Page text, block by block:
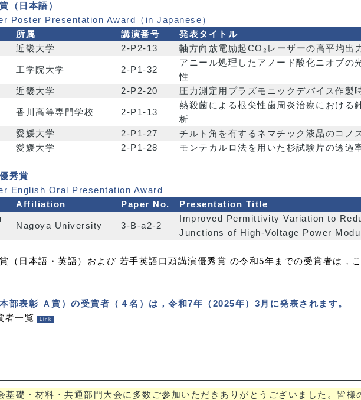
（日本語）
Poster Presentation Award（in Japanese）
所属 講演番号
発表タイトル
近畿大学 2-P2-13 軸方向放電励起CO₂レーザーの高平均出
工学院大学 2-P1-32
アニール処理したアノード酸化ニオブの
性
近畿大学 2-P2-20 圧力測定用プラズモニックデバイス作製
香川高等専門学校 2-P1-13
熱殺菌による根尖性歯周炎治療における
析
愛媛大学 2-P1-27
チルト角を有するネマチック液晶のコノ
愛媛大学 2-P1-28 モンテカルロ法を用いた杉試験片の透過
秀賞
English Oral Presentation Award
Affiliation Paper No.
Presentation Title
Nagoya University 3-B-a2-2
Improved Permittivity Variation to
Junctions of High-Voltage Power
（日本語・英語）および 若手英語口頭講演優秀賞 の令和5年までの受賞者は，
部表彰 Ａ賞）の受賞者（４名）は，令和7年（2025年）3月に発表されます。
者一覧
基礎・材料・共通部門大会に多数ご参加いただきありがとうございました。皆様